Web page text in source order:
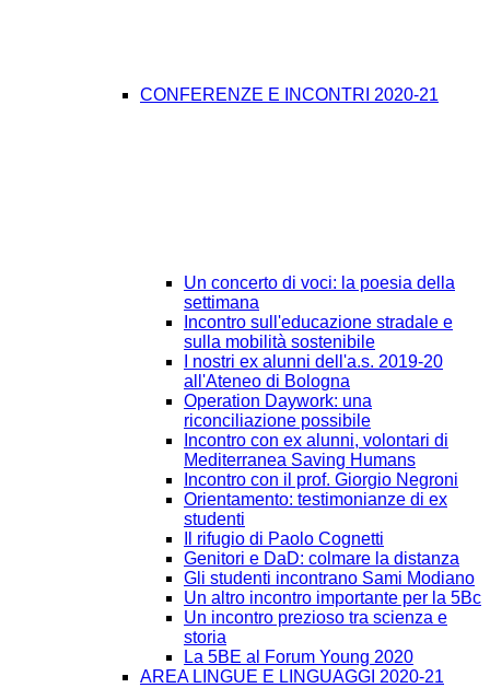
CONFERENZE E INCONTRI 2020-21
Un concerto di voci: la poesia della
settimana
Incontro sull'educazione stradale e
sulla mobilità sostenibile
I nostri ex alunni dell'a.s. 2019-20
all'Ateneo di Bologna
Operation Daywork: una
riconciliazione possibile
Incontro con ex alunni, volontari di
Mediterranea Saving Humans
Incontro con il prof. Giorgio Negroni
Orientamento: testimonianze di ex
studenti
Il rifugio di Paolo Cognetti
Genitori e DaD: colmare la distanza
Gli studenti incontrano Sami Modiano
Un altro incontro importante per la 5Bc
Un incontro prezioso tra scienza e
storia
La 5BE al Forum Young 2020
AREA LINGUE E LINGUAGGI 2020-21